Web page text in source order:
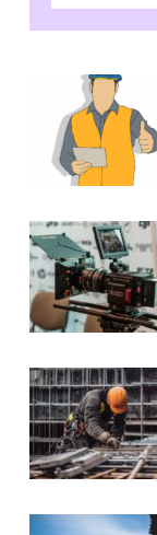
d...